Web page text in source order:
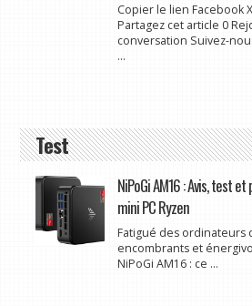
Copier le lien Facebook
Partagez cet article 0
conversation Suivez-
...
Test
NiPoGi AM16 : Avis, test
mini PC Ryzen
Fatigué des ordinateurs
encombrants et
NiPoGi AM16 : ce ...